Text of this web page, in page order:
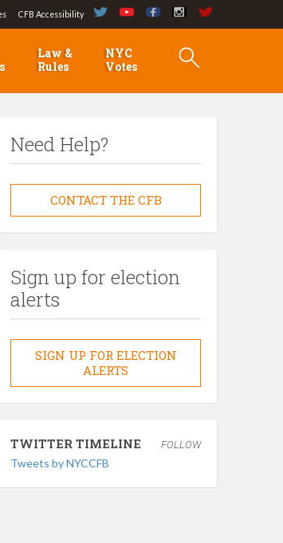
CFB Accessibility
Law &
Rules
NYC
Votes
Need Help?
CONTACT THE CFB
Sign up for election
alerts
SIGN UP FOR ELECTION
ALERTS
TWITTER TIMELINE FOLLOW
Tweets by NYCCFB